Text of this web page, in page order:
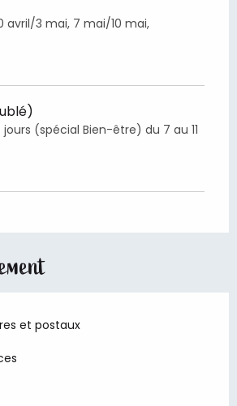
avril/3 mai, 7 mai/10 mai,
(spécial Bien-être) du 7 au 11
et postaux